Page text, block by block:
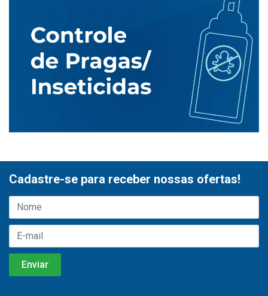
Cadastre-se para receber nossas ofertas!